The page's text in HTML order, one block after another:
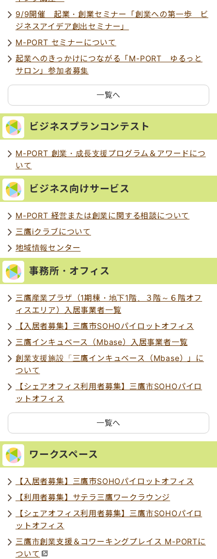
9/9開催 起業・創業セミナー「創業への第一歩 ビ
ジネスアイデア創出セミナー」
M-PORT セミナーについて
起業へのきっかけにつながる「M-PORT ゆるっと
サロン」参加者募集
一覧へ
ビジネスプランコンテスト
M-PORT 創業・成長支援プログラム＆アワードにつ
いて
ビジネス向けサービス
M-PORT 経営または創業に関する相談について
三鷹iクラブについて
地域情報センター
事務所・オフィス
三鷹産業プラザ（1期棟・地下1階、３階～６階オフ
ィスエリア）入居事業者一覧
【入居者募集】三鷹市SOHOパイロットオフィス
三鷹インキュベース（Mbase）入居事業者一覧
創業支援施設「三鷹インキュベース（Mbase）」に
ついて
【シェアオフィス利用者募集】三鷹市SOHOパイロ
ットオフィス
一覧へ
ワークスペース
【入居者募集】三鷹市SOHOパイロットオフィス
【利用者募集】サテラ三鷹ワークラウンジ
【シェアオフィス利用者募集】三鷹市SOHOパイロ
ットオフィス
三鷹市創業支援＆コワーキングプレイス M-PORTに
ついて